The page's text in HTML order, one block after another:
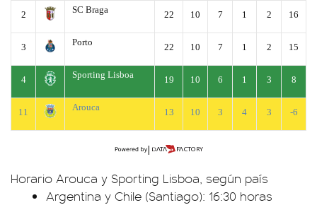
2 SC Braga 22 10 7 1 2 16
3 Porto 22 10 7 1 2 15
4 Sporting Lisboa 19 10 6 1 3 8
11 Arouca 13 10 3 4 3 -6
Horario Arouca y Sporting Lisboa, según país
Argentina y Chile (Santiago): 16:30 horas